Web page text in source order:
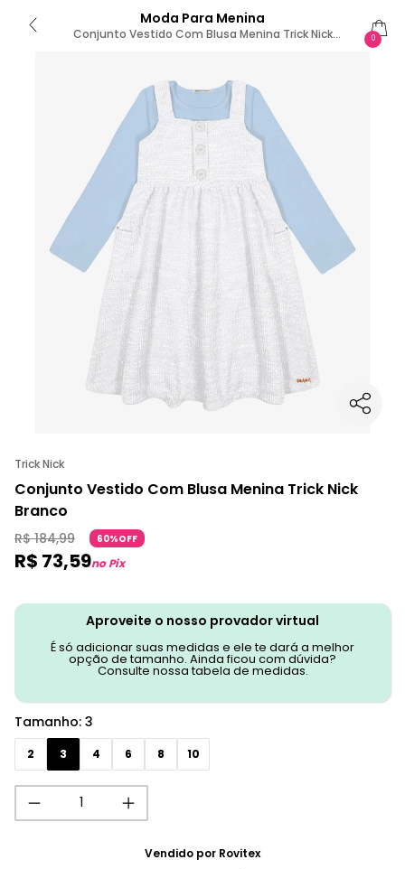
Moda Para Menina
Conjunto Vestido Com Blusa Menina Trick Nick
0
Trick Nick
Conjunto Vestido Com Blusa Menina Trick Nick
Branco
R$ 184,99 60%OFF
R$ 73,59no Pix
Aproveite o nosso provador virtual
É só adicionar suas medidas e ele te dará a melhor
opção de tamanho. Ainda ficou com dúvida?
Consulte nossa tabela de medidas.
Tamanho: 3
2 3 4 6 8 10
Vendido por Rovitex